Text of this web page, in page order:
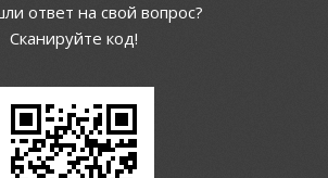
ответ на свой вопрос?
Сканируйте код!